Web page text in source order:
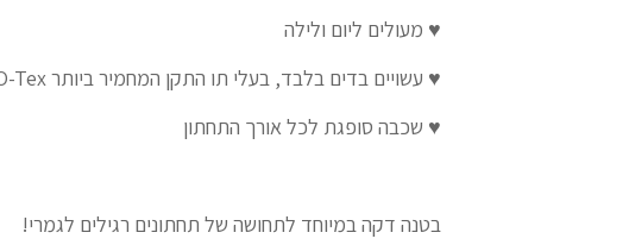
♥ מעולים ליום ולילה
♥ עשויים בדים בלבד, בעלי תו התקן המחמיר ביותר OEKO-Tex
♥ שכבה סופגת לכל אורך התחתון
בטנה דקה במיוחד לתחושה של תחתונים רגילים לגמרי!